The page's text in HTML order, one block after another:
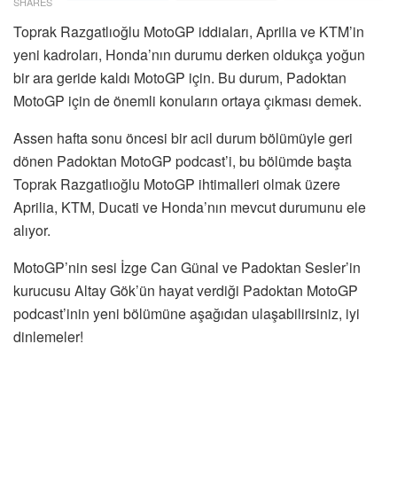
Toprak Razgatlıoğlu MotoGP iddiaları, Aprilia ve KTM’in
yeni kadroları, Honda’nın durumu derken oldukça yoğun
bir ara geride kaldı MotoGP için. Bu durum, Padoktan
MotoGP için de önemli konuların ortaya çıkması demek.
Assen hafta sonu öncesi bir acil durum bölümüyle geri
dönen Padoktan MotoGP podcast’i, bu bölümde başta
Toprak Razgatlıoğlu MotoGP ihtimalleri olmak üzere
Aprilia, KTM, Ducati ve Honda’nın mevcut durumunu ele
alıyor.
MotoGP’nin sesi İzge Can Günal ve Padoktan Sesler’in
kurucusu Altay Gök’ün hayat verdiği Padoktan MotoGP
podcast’inin yeni bölümüne aşağıdan ulaşabilirsiniz, iyi
dinlemeler!